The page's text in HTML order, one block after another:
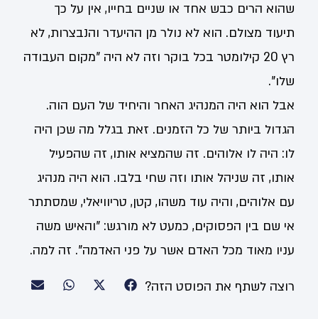
שהוא הרים כבש אחד או שניים בחייו, אין על כך
תיעוד מצולם. הוא לא נולר מן ההיעדר והנבצרות, לא
רץ 20 קילומטר בכל בוקר וזה לא היה "מקום העבודה
שלו".
אבל הוא היה המנהיג האחר והיחיד של העם הוה.
הגדול ביותר של כל הזמנים. זאת בגלל מה שכן היה
לו: היה לו אלוהים. זה שהמציא אותו, זה שהפעיל
אותו, זה שניהל אותו וזה שחי בלבו. הוא היה מנהיג
עם אלוהים, והיה עוד משהו, קטן, טריוויאלי, שמסתתר
אי שם בין הפסוקים, כמעט לא מורגש: "והאיש משה
עניו מאוד מכל האדם אשר על פני האדמה". זה למה.
רוצה לשתף את הפוסט הזה?